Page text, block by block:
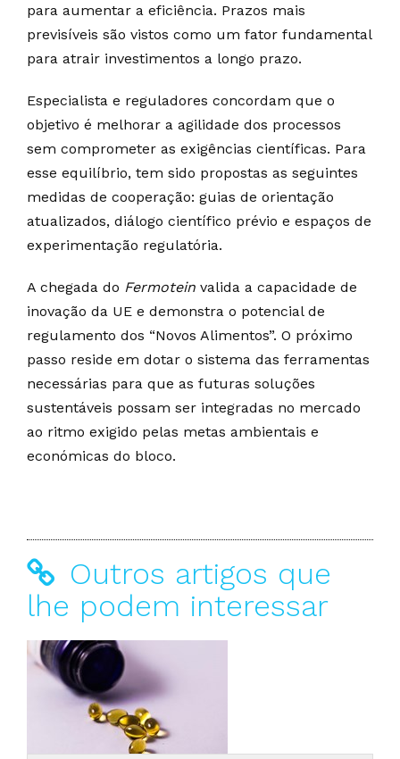
para aumentar a eficiência. Prazos mais
previsíveis são vistos como um fator fundamental
para atrair investimentos a longo prazo.
Especialista e reguladores concordam que o
objetivo é melhorar a agilidade dos processos
sem comprometer as exigências científicas. Para
esse equilíbrio, tem sido propostas as seguintes
medidas de cooperação: guias de orientação
atualizados, diálogo científico prévio e espaços de
experimentação regulatória.
A chegada do Fermotein valida a capacidade de
inovação da UE e demonstra o potencial de
regulamento dos “Novos Alimentos”. O próximo
passo reside em dotar o sistema das ferramentas
necessárias para que as futuras soluções
sustentáveis possam ser integradas no mercado
ao ritmo exigido pelas metas ambientais e
económicas do bloco.
Outros artigos que
lhe podem interessar